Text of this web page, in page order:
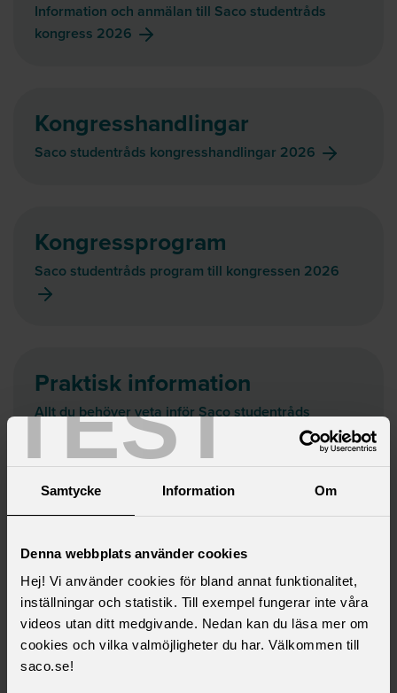
TEST
Samtycke Information Om
Denna webbplats använder cookies
Hej! Vi använder cookies för bland annat funktionalitet,
inställningar och statistik. Till exempel fungerar inte våra
videos utan ditt medgivande. Nedan kan du läsa mer om
cookies och vilka valmöjligheter du har. Välkommen till
saco.se!
Information och anmälan till Saco studentråds
kongress 2026
Kongresshandlingar
Saco studentråds kongresshandlingar 2026
Kongressprogram
Saco studentråds program till kongressen 2026
Praktisk information
Allt du behöver veta inför Saco studentråds
kongress 2026
Saco studentråds stadgar
Läs mer om kongressen i våra stadgar
Om kongressen
Kongressen är Saco studentråds högsta beslutande